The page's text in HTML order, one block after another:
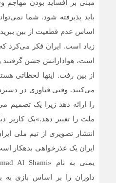
مبنی بر آفساید بودن مهاجم
باید پذیرفته شود. شما
اساس عدم قطعیت از بین
زیاد است. ایران فکر می‌کرد
است، هوادارانش جشن گرفتند
از بین رفت. اینها لحظاتی
می‌کنند. وقتی فناوری در
را ارائه دهد زیرا یک تصمیم
انتشار تصویری از تیم ملی
ایران یک عذرخواهی بدهکار
داوران را بر اساس بازی به